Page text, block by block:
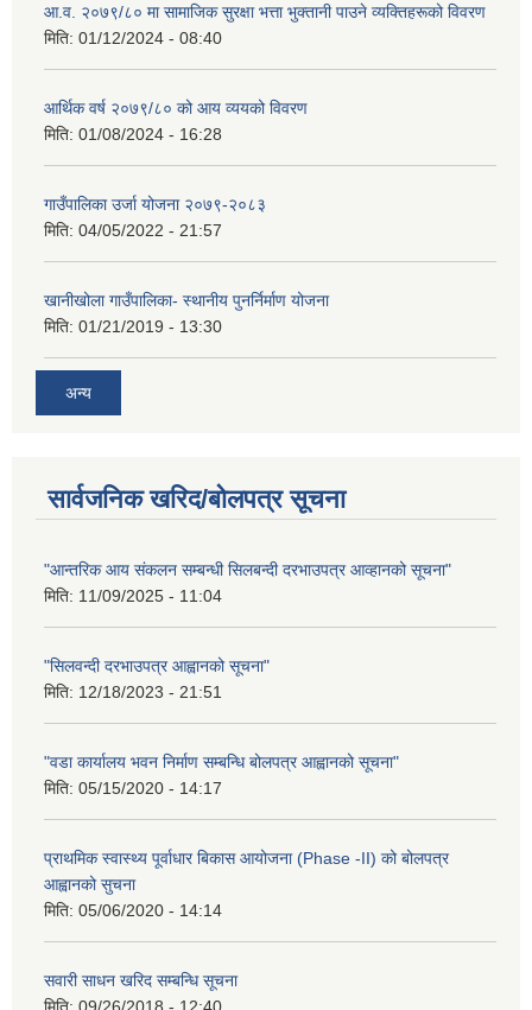
आ.व. २०७९/८० मा सामाजिक सुरक्षा भत्ता भुक्तानी पाउने व्यक्तिहरूको विवरण
मिति: 01/12/2024 - 08:40
आर्थिक वर्ष २०७९/८० को आय व्ययको विवरण
मिति: 01/08/2024 - 16:28
गाउँपालिका उर्जा योजना २०७९-२०८३
मिति: 04/05/2022 - 21:57
खानीखोला गाउँपालिका- स्थानीय पुनर्निर्माण योजना
मिति: 01/21/2019 - 13:30
अन्य
सार्वजनिक खरिद/बोलपत्र सूचना
"आन्तरिक आय संकलन सम्बन्धी सिलबन्दी दरभाउपत्र आव्हानको सूचना"
मिति: 11/09/2025 - 11:04
"सिलवन्दी दरभाउपत्र आह्वानको सूचना"
मिति: 12/18/2023 - 21:51
"वडा कार्यालय भवन निर्माण सम्बन्धि बोलपत्र आह्वानको सूचना"
मिति: 05/15/2020 - 14:17
प्राथमिक स्वास्थ्य पूर्वाधार बिकास आयोजना (Phase -II) को बोलपत्र
आह्वानको सुचना
मिति: 05/06/2020 - 14:14
सवारी साधन खरिद सम्बन्धि सूचना